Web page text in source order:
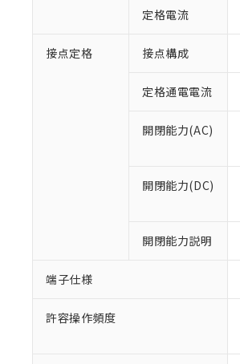
定格電流
接点定格 接点構成
定格通電電流
開閉能力(AC)
開閉能力(DC)
開閉能力説明
端子仕様
許容操作頻度